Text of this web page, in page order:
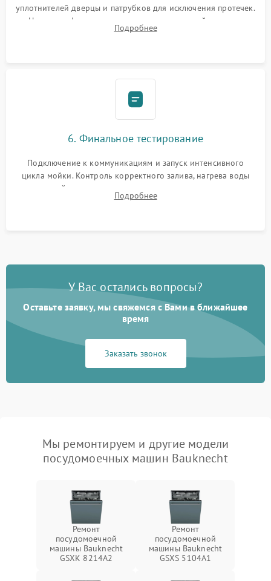
уплотнителей дверцы и патрубков для исключения протечек.
Надежная фиксация хомутов гидравлической системы,
сборка корпуса и установка датчика поплавка.
Подробнее
6. Финальное тестирование
Подключение к коммуникациям и запуск интенсивного
цикла мойки. Контроль корректного залива, нагрева воды
до нужной температуры, отсутствия посторонних шумов,
штатного слива и абсолютной сухости в поддоне.
Подробнее
У Вас остались вопросы?
Оставьте заявку, мы свяжемся с Вами в ближайшее
время
Заказать звонок
Мы ремонтируем и другие модели
посудомоечных машин Bauknecht
Ремонт
посудомоечной
машины Bauknecht
GSXK 8214A2
Ремонт
посудомоечной
машины Bauknecht
GSXS 5104A1